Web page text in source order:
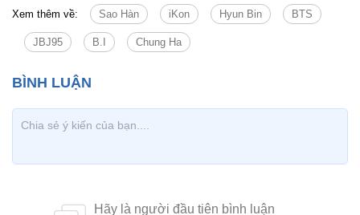
Xem thêm về: Sao Hàn iKon Hyun Bin BTS
JBJ95 B.I Chung Ha